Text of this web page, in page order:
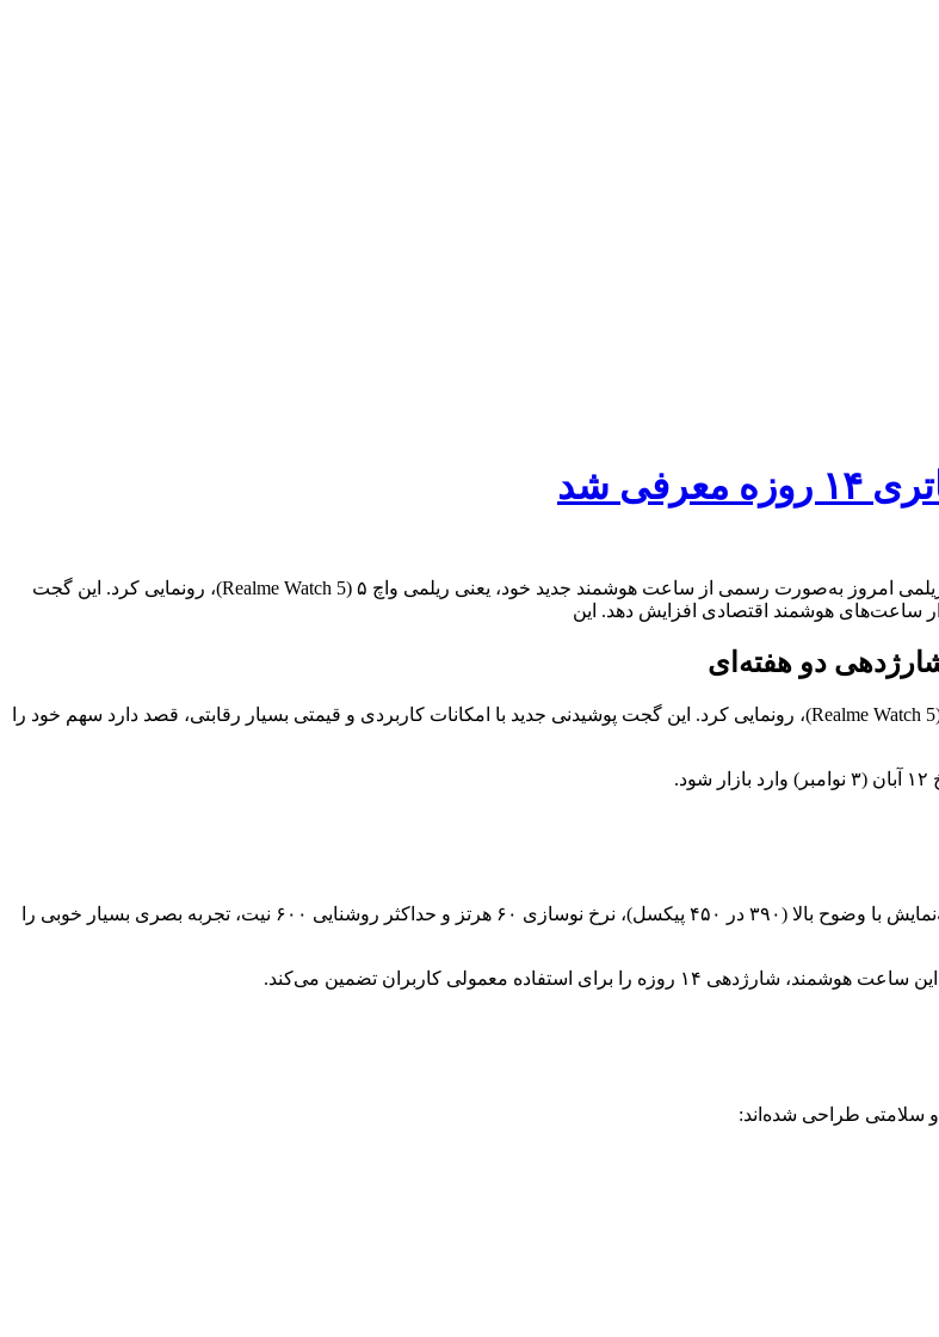
شد
ساعت هوشمند جدید با قیمت مناسب، نمایشگر بزرگ و شارژدهی دو هفته‌ای شرکت ریلمی امروز به‌صورت رسمی از ساعت هوشمند جدید خود، یعنی ریلمی واچ ۵ (Realme Watch 5)، رونمایی کرد. این گجت
ساعت‌های هوشمند اقتصادی افزایش دهد. این
دو هفته‌ای
شرکت ریلمی امروز به‌صورت رسمی از ساعت هوشمند جدید خود، یعنی ریلمی واچ ۵ (Realme Watch 5)، رونمایی کرد. این گجت پوشیدنی جدید با امکانات کاربردی و قیمتی بسیار رقابتی، قصد دارد سهم خود را
یکی از نقاط قوت اصلی ریلمی واچ ۵، نمایشگر ۱.۹۷ اینچی OLED آن است. این صفحه‌نمایش با وضوح بالا (۳۹۰ در ۴۵۰ پیکسل)، نرخ نوسازی ۶۰ هرتز و حداکثر روشنایی ۶۰۰ نیت، تجربه بصری بسیار خوبی را